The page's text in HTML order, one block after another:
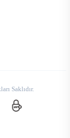
Saklıdır.